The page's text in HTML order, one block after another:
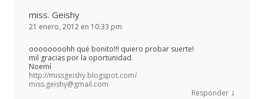
miss. Geishy
21 enero, 2012 en 10:33 pm
oooooooohh qué bonito!!! quiero probar suerte!
mil gracias por la oportunidad.
Noemí
http://missgeishy.blogspot.com/
miss.geishy@gmail.com
Responder ↓